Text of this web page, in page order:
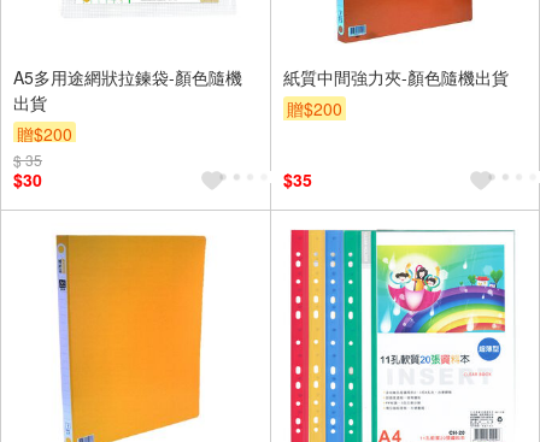
A5多用途網狀拉鍊袋-顏色隨機
出貨
贈$200
$ 35
$30
紙質中間強力夾-顏色隨機出貨
贈$200
$35